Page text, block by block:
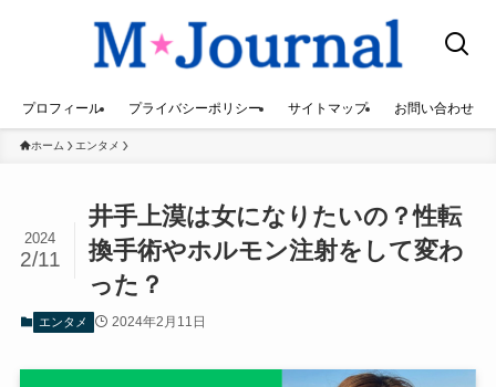
プロフィール プライバシーポリシー サイトマップ お問い合わせ
ホーム エンタメ
井手上漠は女になりたいの？性転
換手術やホルモン注射をして変わ
った？
2024
2/11
エンタメ 2024年2月11日